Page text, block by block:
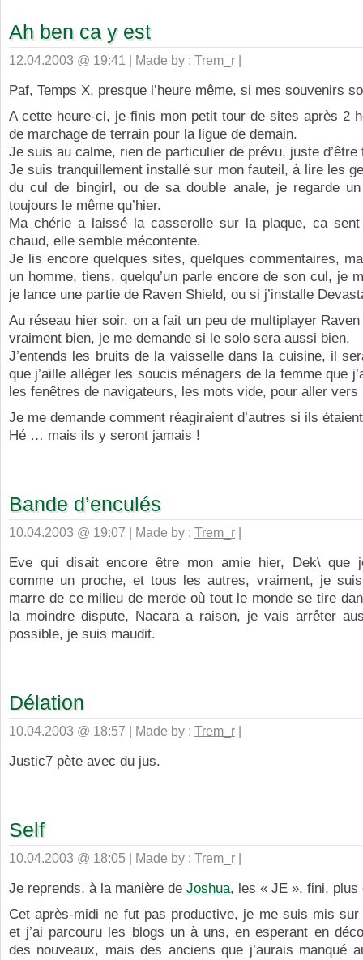
Ah ben ca y est
12.04.2003 @ 19:41 | Made by : Trem_r
Paf, Temps X, presque l’heure même, si mes souvenirs
A cette heure-ci, je finis mon petit tour de sites après 2
de marchage de terrain pour la ligue de demain.
Je suis au calme, rien de particulier de prévu, juste
Je suis tranquillement installé sur mon fauteil, à lire les
du cul de bingirl, ou de sa double anale, je regarde
toujours le même qu’hier.
Ma chérie a laissé la casserolle sur la plaque, ca
chaud, elle semble mécontente.
Je lis encore quelques sites, quelques commentaires,
un homme, tiens, quelqu’un parle encore de son cul, je
je lance une partie de Raven Shield, ou si j’installe
Au réseau hier soir, on a fait un peu de multiplayer Raven
vraiment bien, je me demande si le solo sera aussi bien.
J’entends les bruits de la vaisselle dans la cuisine, il
que j’aille alléger les soucis ménagers de la femme que
les fenêtres de navigateurs, les mots vide, pour aller vers
Je me demande comment réagiraient d’autres si ils
Hé … mais ils y seront jamais !
Bande d’enculés
10.04.2003 @ 19:07 | Made by : Trem_r
Eve qui disait encore être mon amie hier, Dek\ que
comme un proche, et tous les autres, vraiment, je
marre de ce milieu de merde où tout le monde se tire
la moindre dispute, Nacara a raison, je vais arrêter
possible, je suis maudit.
Délation
10.04.2003 @ 18:57 | Made by : Trem_r
Justic7 pète avec du jus.
Self
10.04.2003 @ 18:05 | Made by : Trem_r
Je reprends, à la manière de Joshua, les « JE », fini, plus
Cet après-midi ne fut pas productive, je me suis mis sur
et j’ai parcouru les blogs un à uns, en esperant en
des nouveaux, mais des anciens que j’aurais manqué